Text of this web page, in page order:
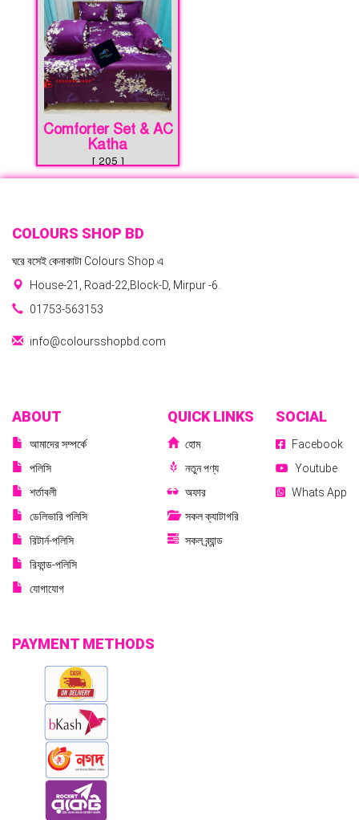
Comforter Set & AC
Katha
[ 205 ]
COLOURS SHOP BD
ঘরে বসেই কেনাকাটা Colours Shop এ
House-21, Road-22,Block-D, Mirpur -6.
01753-563153
info@coloursshopbd.com
ABOUT
আমাদের সম্পর্কে
পলিসি
শর্তাবলী
ডেলিভারি পলিসি
রিটার্ন-পলিসি
রিফান্ড-পলিসি
যোগাযোগ
QUICK LINKS
হোম
নতুন পণ্য
অফার
সকল ক্যাটাগরি
সকল ব্র্যান্ড
SOCIAL
Facebook
Youtube
Whats App
PAYMENT METHODS